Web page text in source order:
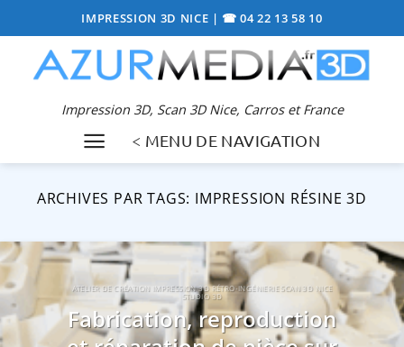
au
contenu
IMPRESSION 3D NICE | ☎ 04 22 13 58 10
Impression 3D, Scan 3D Nice, Carros et France
< MENU DE NAVIGATION
ARCHIVES PAR TAGS: IMPRESSION RÉSINE 3D
ATELIER DE CRÉATION IMPRESSION 3D RÉTRO-INGÉNIERIE SCAN 3D NICE
STUDIO 3D
Fabrication, reproduction